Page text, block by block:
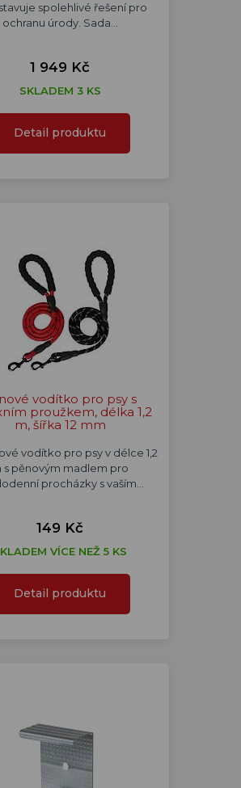
spolehlivé řešení pro
ochranu úrody. Sada…
1 949 Kč
SKLADEM 3 KS
Detail produktu
vodítko pro psy s
proužkem, délka 1,2
m, šířka 12 mm
vodítko pro psy v délce 1,2
s pěnovým madlem pro
procházky s vaším…
149 Kč
VÍCE NEŽ 5 KS
Detail produktu